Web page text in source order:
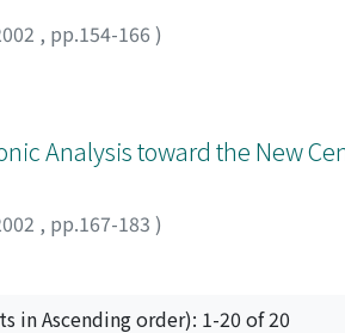
, pp.154-166 )
Analysis toward the New
, pp.167-183 )
in Ascending order): 1-20 of 20